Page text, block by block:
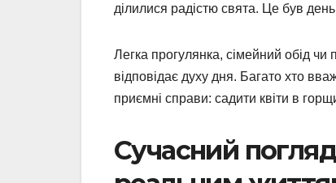
ділилися радістю свята. Це був день
Легка прогулянка, сімейний обід
відповідає духу дня. Багато хто
приємні справи: садити квіти в
Сучасний